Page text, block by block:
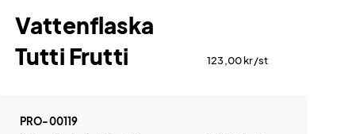
Vattenflaska
Tutti Frutti
123,00kr/st
PRO-00119